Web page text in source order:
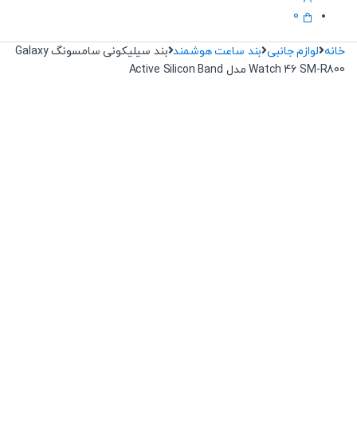
0
خانه لوازم جانبی بند ساعت هوشمند
بند سیلیکونی سامسونگ Galaxy
Watch 46 SM-R800 مدل Active Silicon Band